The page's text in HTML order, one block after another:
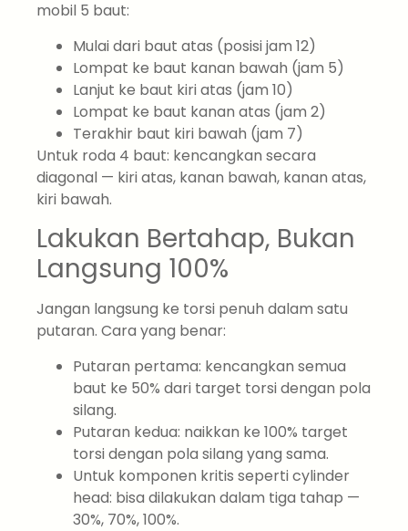
mobil 5 baut:
Mulai dari baut atas (posisi jam 12)
Lompat ke baut kanan bawah (jam 5)
Lanjut ke baut kiri atas (jam 10)
Lompat ke baut kanan atas (jam 2)
Terakhir baut kiri bawah (jam 7)
Untuk roda 4 baut: kencangkan secara
diagonal — kiri atas, kanan bawah, kanan atas,
kiri bawah.
Lakukan Bertahap, Bukan
Langsung 100%
Jangan langsung ke torsi penuh dalam satu
putaran. Cara yang benar:
Putaran pertama: kencangkan semua
baut ke 50% dari target torsi dengan pola
silang.
Putaran kedua: naikkan ke 100% target
torsi dengan pola silang yang sama.
Untuk komponen kritis seperti cylinder
head: bisa dilakukan dalam tiga tahap —
30%, 70%, 100%.